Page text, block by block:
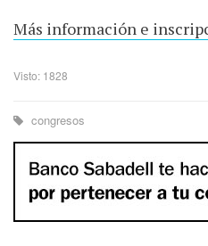
Más información e
Visto: 1828
congresos